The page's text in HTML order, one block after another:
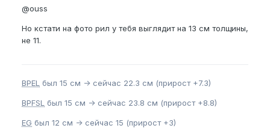
@ouss
Но кстати на фото рил у тебя выглядит на 13 см толщины,
не 11.
BPEL был 15 см -> сейчас 22.3 см (прирост +7.3)
BPFSL был 15 см -> сейчас 23.8 см (прирост +8.8)
EG был 12 см -> сейчас 15 (прирост +3)